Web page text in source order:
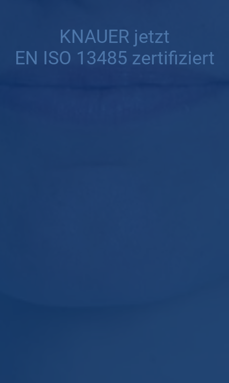
KNAUER jetzt
EN ISO 13485 zertifiziert